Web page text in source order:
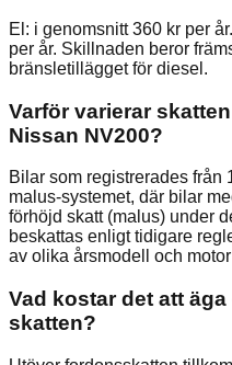
El: i genomsnitt 360 kr per
per år. Skillnaden beror
bränsletillägget för diesel.
Varför varierar
Nissan NV200?
Bilar som registrerades från
malus-systemet, där bilar
förhöjd skatt (malus) under
beskattas enligt tidigare
av olika årsmodell och
Vad kostar det att
skatten?